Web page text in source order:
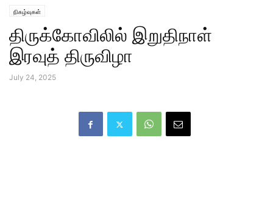
நிகழ்வுகள்
திருக்கோவிலில் இறுதிநாள்
இரவுத் திருவிழா
July 24, 2025